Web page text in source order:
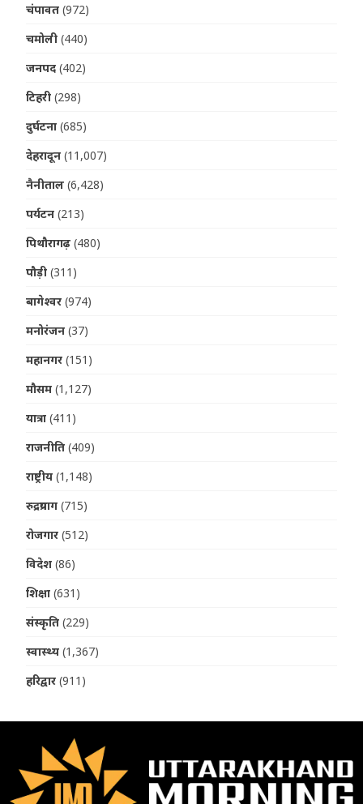
चंपावत (972)
चमोली (440)
जनपद (402)
टिहरी (298)
दुर्घटना (685)
देहरादून (11,007)
नैनीताल (6,428)
पर्यटन (213)
पिथौरागढ़ (480)
पौड़ी (311)
बागेश्वर (974)
मनोरंजन (37)
महानगर (151)
मौसम (1,127)
यात्रा (411)
राजनीति (409)
राष्ट्रीय (1,148)
रुद्रप्रयाग (715)
रोजगार (512)
विदेश (86)
शिक्षा (631)
संस्कृति (229)
स्वास्थ्य (1,367)
हरिद्वार (911)